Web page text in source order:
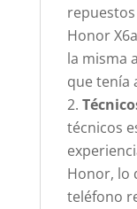
Honor
la misma
que tenía
técnicos
Honor, lo
teléfono